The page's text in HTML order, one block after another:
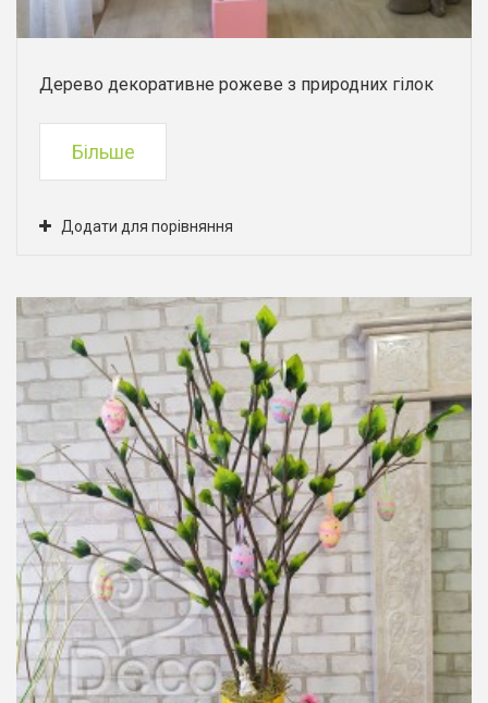
Дерево декоративне рожеве з природних гілок
Більше
Додати для порівняння